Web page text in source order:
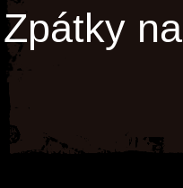
Zpátky na